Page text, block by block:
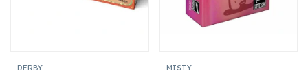
DERBY MISTY